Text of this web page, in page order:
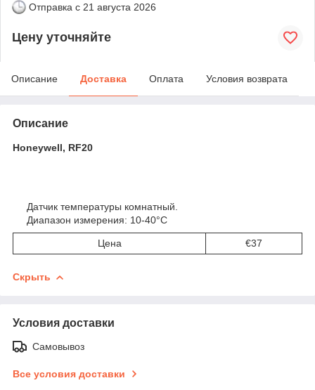
Отправка с 21 августа 2026
Цену уточняйте
Описание Доставка Оплата Условия возврата
Описание
Honeywell, RF20
Датчик температуры комнатный.
Диапазон измерения: 10-40°C
Цена €37
Скрыть
Условия доставки
Самовывоз
Все условия доставки